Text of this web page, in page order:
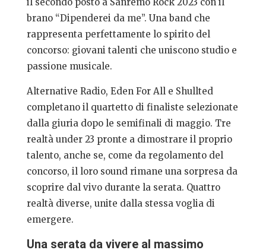
brano “Dipenderei da me”. Una band che
rappresenta perfettamente lo spirito del
concorso: giovani talenti che uniscono studio e
passione musicale.
Alternative Radio, Eden For All e Shullted
completano il quartetto di finaliste selezionate
dalla giuria dopo le semifinali di maggio. Tre
realtà under 23 pronte a dimostrare il proprio
talento, anche se, come da regolamento del
concorso, il loro sound rimane una sorpresa da
scoprire dal vivo durante la serata. Quattro
realtà diverse, unite dalla stessa voglia di
emergere.
Una serata da vivere al massimo